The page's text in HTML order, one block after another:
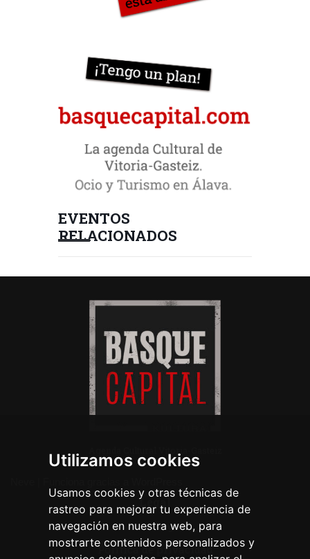
Utilizamos cookies
Usamos cookies y otras técnicas de
rastreo para mejorar tu experiencia de
navegación en nuestra web, para
mostrarte contenidos personalizados y
EVENTOS
RELACIONADOS
Legal
Aviso legal
Política de privacidad